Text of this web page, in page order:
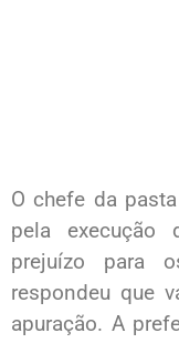
O chefe da
pela execução
prejuízo para
respondeu que
apuração. A